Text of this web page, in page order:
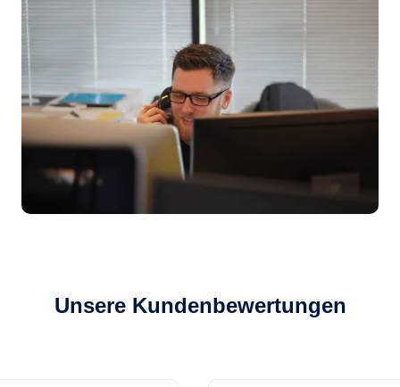
Unsere Kundenbewertungen